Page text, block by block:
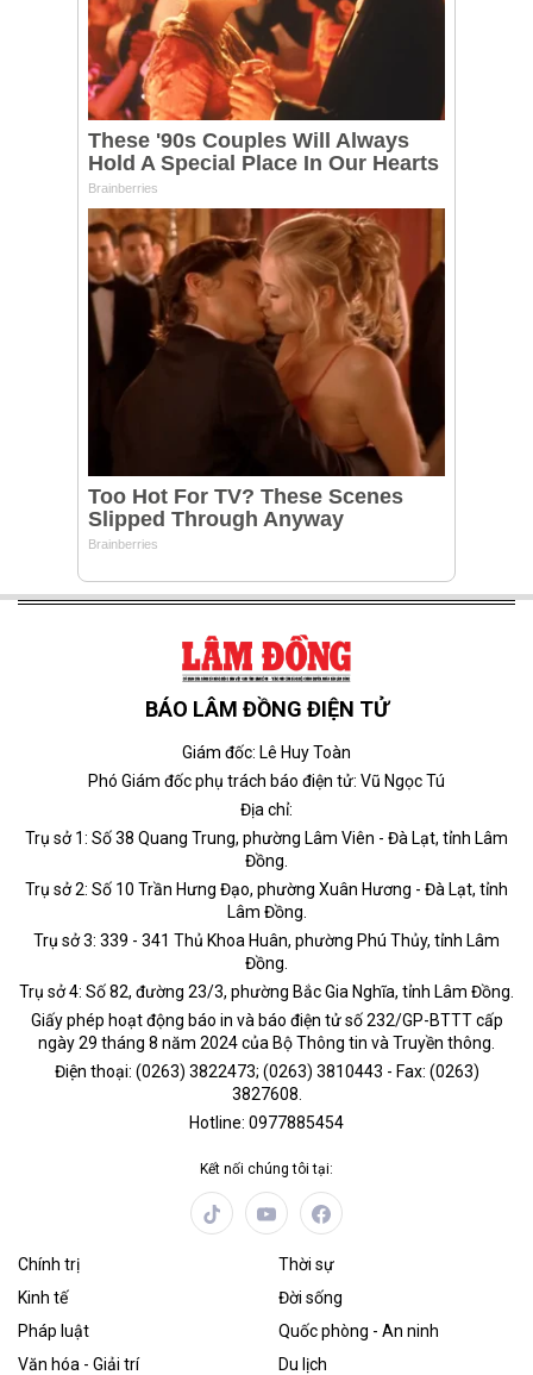
BÁO LÂM ĐỒNG ĐIỆN TỬ
Giám đốc: Lê Huy Toàn
Phó Giám đốc phụ trách báo điện tử: Vũ Ngọc Tú
Địa chỉ:
Trụ sở 1: Số 38 Quang Trung, phường Lâm Viên - Đà Lạt, tỉnh Lâm
Đồng.
Trụ sở 2: Số 10 Trần Hưng Đạo, phường Xuân Hương - Đà Lạt, tỉnh
Lâm Đồng.
Trụ sở 3: 339 - 341 Thủ Khoa Huân, phường Phú Thủy, tỉnh Lâm
Đồng.
Trụ sở 4: Số 82, đường 23/3, phường Bắc Gia Nghĩa, tỉnh Lâm Đồng.
Giấy phép hoạt động báo in và báo điện tử số 232/GP-BTTT cấp
ngày 29 tháng 8 năm 2024 của Bộ Thông tin và Truyền thông.
Điện thoại: (0263) 3822473; (0263) 3810443 - Fax: (0263)
3827608.
Hotline: 0977885454
Kết nối chúng tôi tại:
Chính trị
Thời sự
Kinh tế
Đời sống
Pháp luật
Quốc phòng - An ninh
Văn hóa - Giải trí
Du lịch